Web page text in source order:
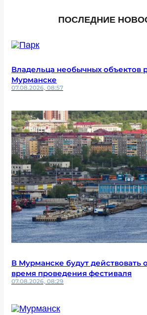
ПОСЛЕДНИЕ
Владельца необычных объектов
Мурманске
07.08.2026, 08:57
В Мурманске будут действовать
время проведения фестиваля
07.08.2026, 08:29